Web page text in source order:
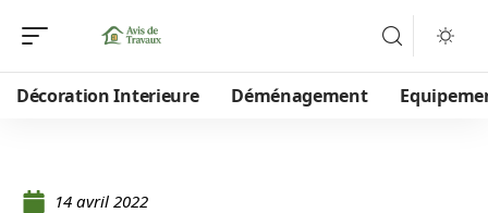
Décoration Interieure Déménagement
14 avril 2022